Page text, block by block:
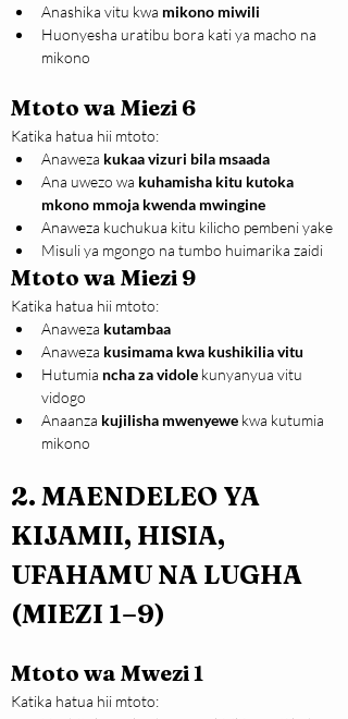
Anashika vitu kwa mikono miwili
Huonyesha uratibu bora kati ya macho na
mikono
Mtoto wa Miezi 6
Katika hatua hii mtoto:
Anaweza kukaa vizuri bila msaada
Ana uwezo wa kuhamisha kitu kutoka
mkono mmoja kwenda mwingine
Anaweza kuchukua kitu kilicho pembeni yake
Misuli ya mgongo na tumbo huimarika zaidi
Mtoto wa Miezi 9
Katika hatua hii mtoto:
Anaweza kutambaa
Anaweza kusimama kwa kushikilia vitu
Hutumia ncha za vidole kunyanyua vitu
vidogo
Anaanza kujilisha mwenyewe kwa kutumia
mikono
2. MAENDELEO YA
KIJAMII, HISIA,
UFAHAMU NA LUGHA
(MIEZI 1–9)
Mtoto wa Mwezi 1
Katika hatua hii mtoto: